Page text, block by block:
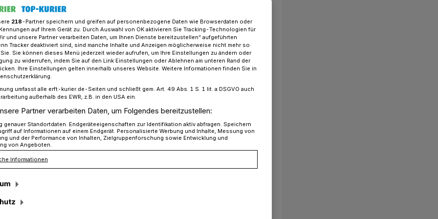
wie noch nie: Stadtradeln erfolgreich beendet​
beendet
aus dem Rhein-Kreis haben in diesem
das waren 788 mehr als noch im
als im Jahr 2020.
218-Partner speichern und greifen auf personenbezogene Daten wie Browserdaten oder
auf Ihrem Gerät zu. Durch Auswahl von OK aktivieren Sie Tracking-Technologien für
und unsere Partner verarbeiten Daten, um Ihnen Dienste bereitzustellen“ aufgeführten
Tracker deaktiviert sind, sind manche Inhalte und Anzeigen möglicherweise nicht mehr so
Sie können dieses Menü jederzeit wieder aufrufen, um Ihre Einstellungen zu ändern oder
zu widerrufen, indem Sie auf den Link Einstellungen oder Ablehnen am unteren Rand der
Ihre Einstellungen gelten innerhalb unseres Website. Weitere Informationen finden Sie in
umfasst alle erft-kurier.de-Seiten und schließt gem. Art. 49 Abs. 1 S. 1 lit. a DSGVO auch
außerhalb des EWR, z.B. in den USA ein.
Partner verarbeiten Daten, um Folgendes bereitzustellen:
genauer Standortdaten. Endgeräteeigenschaften zur Identifikation aktiv abfragen. Speichern
auf Informationen auf einem Endgerät. Personalisierte Werbung und Inhalte, Messung von
und der Performance von Inhalten, Zielgruppenforschung sowie Entwicklung und
von Angeboten.
Informationen